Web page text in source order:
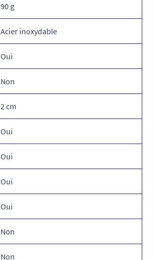
90 g
Acier inoxydable
Oui
Non
2 cm
Oui
Oui
Oui
Oui
Non
Non